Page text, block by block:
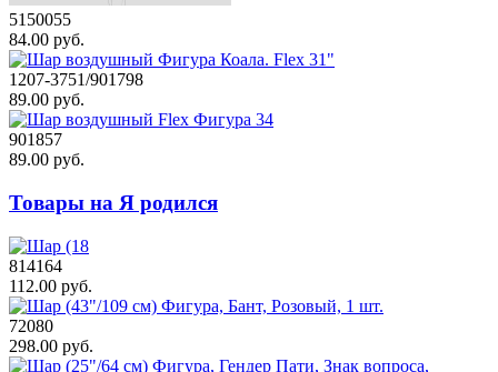
5150055
84.00 руб.
1207-3751/901798
89.00 руб.
901857
89.00 руб.
Товары на Я родился
814164
112.00 руб.
72080
298.00 руб.